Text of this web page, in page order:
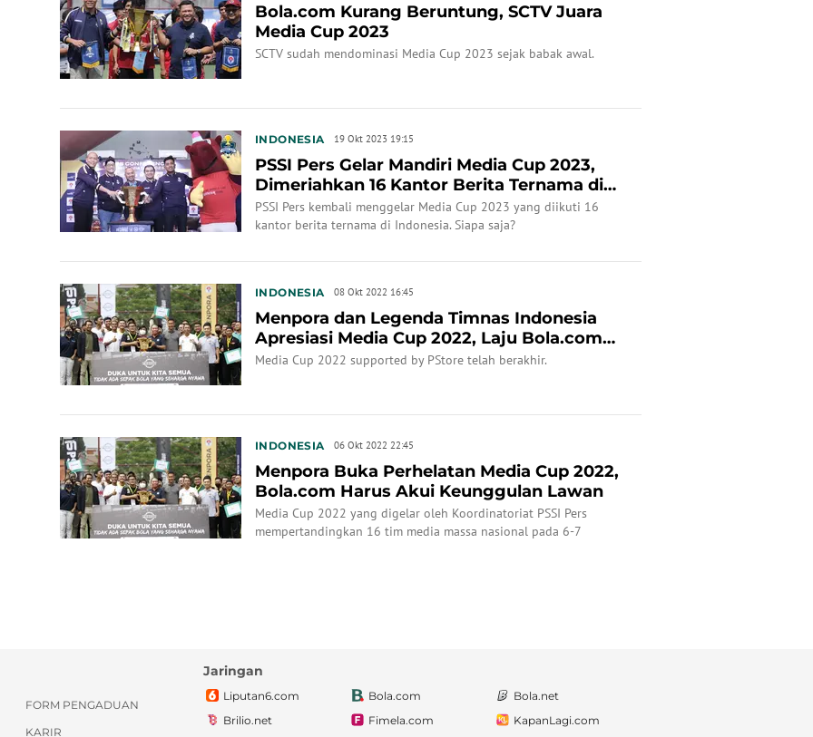
Bola.com Kurang Beruntung, SCTV Juara
Media Cup 2023
SCTV sudah mendominasi Media Cup 2023 sejak babak awal.
INDONESIA 19 Okt 2023 19:15
PSSI Pers Gelar Mandiri Media Cup 2023,
Dimeriahkan 16 Kantor Berita Ternama di
Indonesia
PSSI Pers kembali menggelar Media Cup 2023 yang diikuti 16
kantor berita ternama di Indonesia. Siapa saja?
INDONESIA 08 Okt 2022 16:45
Menpora dan Legenda Timnas Indonesia
Apresiasi Media Cup 2022, Laju Bola.com
Terhenti pada...
Media Cup 2022 supported by PStore telah berakhir.
INDONESIA 06 Okt 2022 22:45
Menpora Buka Perhelatan Media Cup 2022,
Bola.com Harus Akui Keunggulan Lawan
Media Cup 2022 yang digelar oleh Koordinatoriat PSSI Pers
mempertandingkan 16 tim media massa nasional pada 6-7
FORM PENGADUAN
KARIR
Jaringan
Liputan6.com Bola.com
Bola.net
Brilio.net
Fimela.com KapanLagi.com